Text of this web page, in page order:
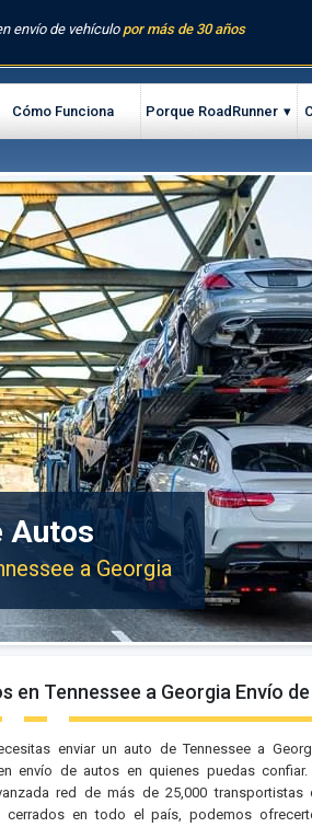
envío de vehículopor más de 30 años
Cómo Funciona Porque RoadRunner
Autos
a Georgia
en Tennessee a Georgia Envío
enviar un auto de Tennessee a
envío de autos en quienes puedas
red de más de 25,000 transportistas
cerrados en todo el país, podemos